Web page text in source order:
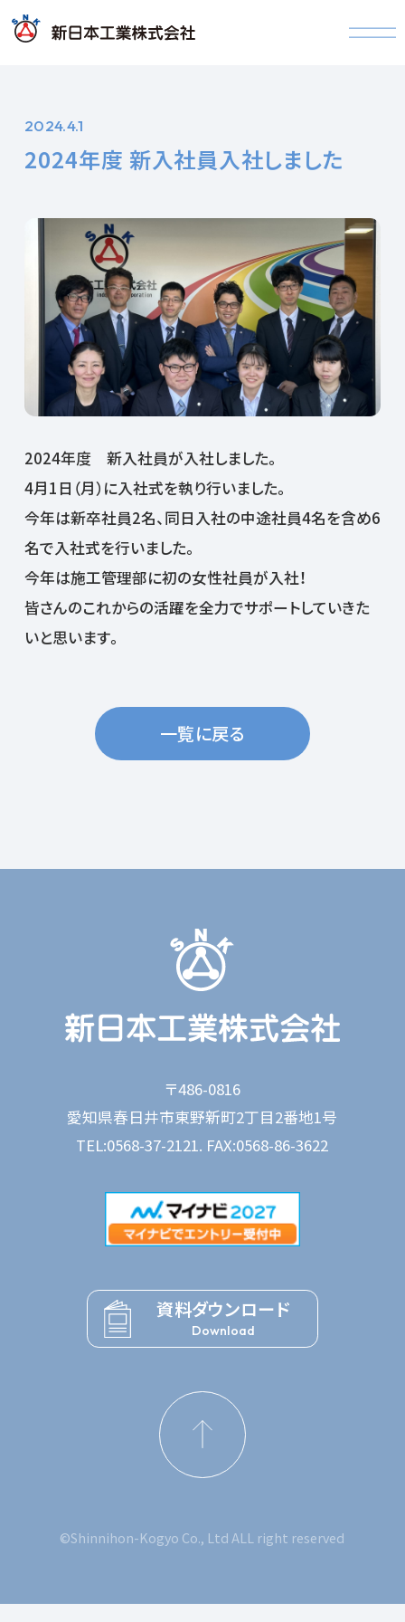
2024.4.1
2024年度 新入社員入社しました
2024年度 新入社員が入社しました。
4月1日（月）に入社式を執り行いました。
今年は新卒社員2名、同日入社の中途社員4名を含め6
名で入社式を行いました。
今年は施工管理部に初の女性社員が入社！
皆さんのこれからの活躍を全力でサポートしていきた
いと思います。
一覧に戻る
〒486-0816
愛知県春日井市東野新町2丁目2番地1号
TEL:0568-37-2121. FAX:0568-86-3622
資料ダウンロード
Download
©Shinnihon-Kogyo Co., Ltd ALL right reserved